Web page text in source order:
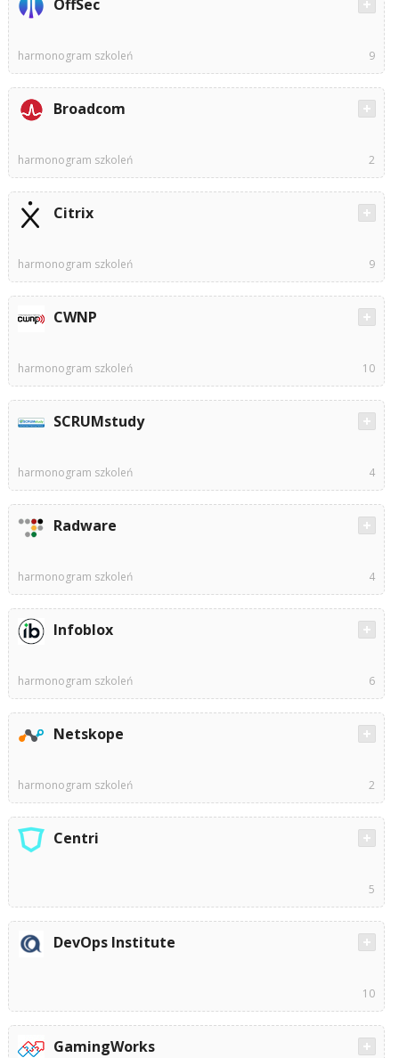
OffSec
harmonogram szkoleń 9
Broadcom
harmonogram szkoleń 2
Citrix
harmonogram szkoleń 9
CWNP
harmonogram szkoleń 10
SCRUMstudy
harmonogram szkoleń 4
Radware
harmonogram szkoleń 4
Infoblox
harmonogram szkoleń 6
Netskope
harmonogram szkoleń 2
Centri
5
DevOps Institute
10
GamingWorks